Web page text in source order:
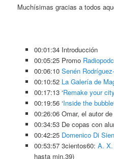
Muchísimas gracias a todos
00:01:34 Introducción
00:05:25 Promo
00:06:10 Senén
00:10:52 La Galería de
00:17:13 ‘Remake your city
00:19:56 ‘Inside the bubble
00:26:06 Omar, el autor
00:34:53 De copas con
00:42:25 Domenico Di
00:53:57 3cientos60: A.
hasta min.39)